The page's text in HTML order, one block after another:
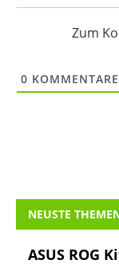
Zum
0 KOMMENTARE
NEUSTE
ASUS ROG